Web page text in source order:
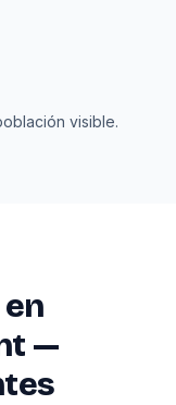
visible.
—